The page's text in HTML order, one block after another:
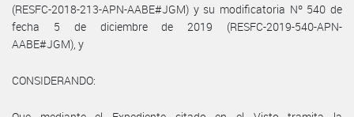
(RESFC-2018-213-APN-AABE#JGM) y su modificatoria Nº 540 de
fecha 5 de diciembre de 2019 (RESFC-2019-540-APN-
AABE#JGM), y
CONSIDERANDO: